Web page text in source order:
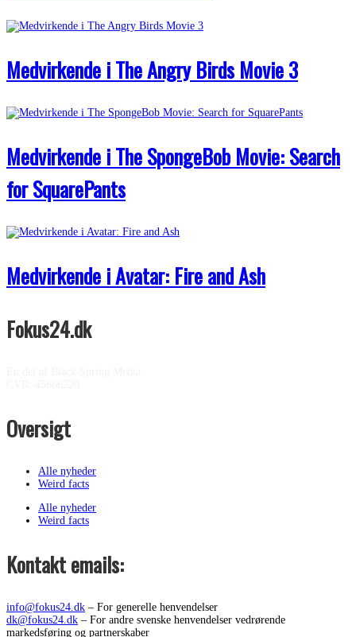
Medvirkende i The Angry Birds Movie 3
Medvirkende i The SpongeBob Movie: Search
for SquarePants
Medvirkende i Avatar: Fire and Ash
Fokus24.dk
Oversigt
Alle nyheder
Weird facts
Alle nyheder
Weird facts
Kontakt emails:
info@fokus24.dk – For generelle henvendelser
dk@fokus24.dk – For andre svenske henvendelser vedrørende
markedsføring og partnerskaber